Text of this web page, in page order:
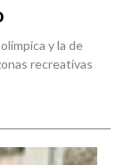
y la de
recreativas